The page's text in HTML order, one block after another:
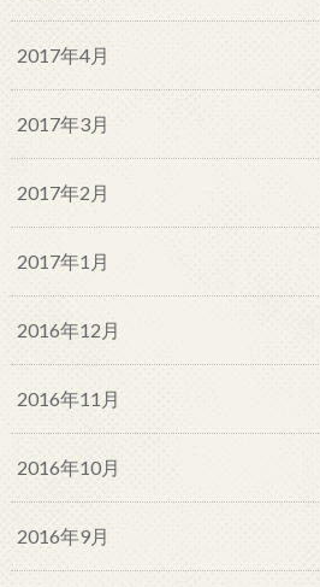
2017年4月
2017年3月
2017年2月
2017年1月
2016年12月
2016年11月
2016年10月
2016年9月